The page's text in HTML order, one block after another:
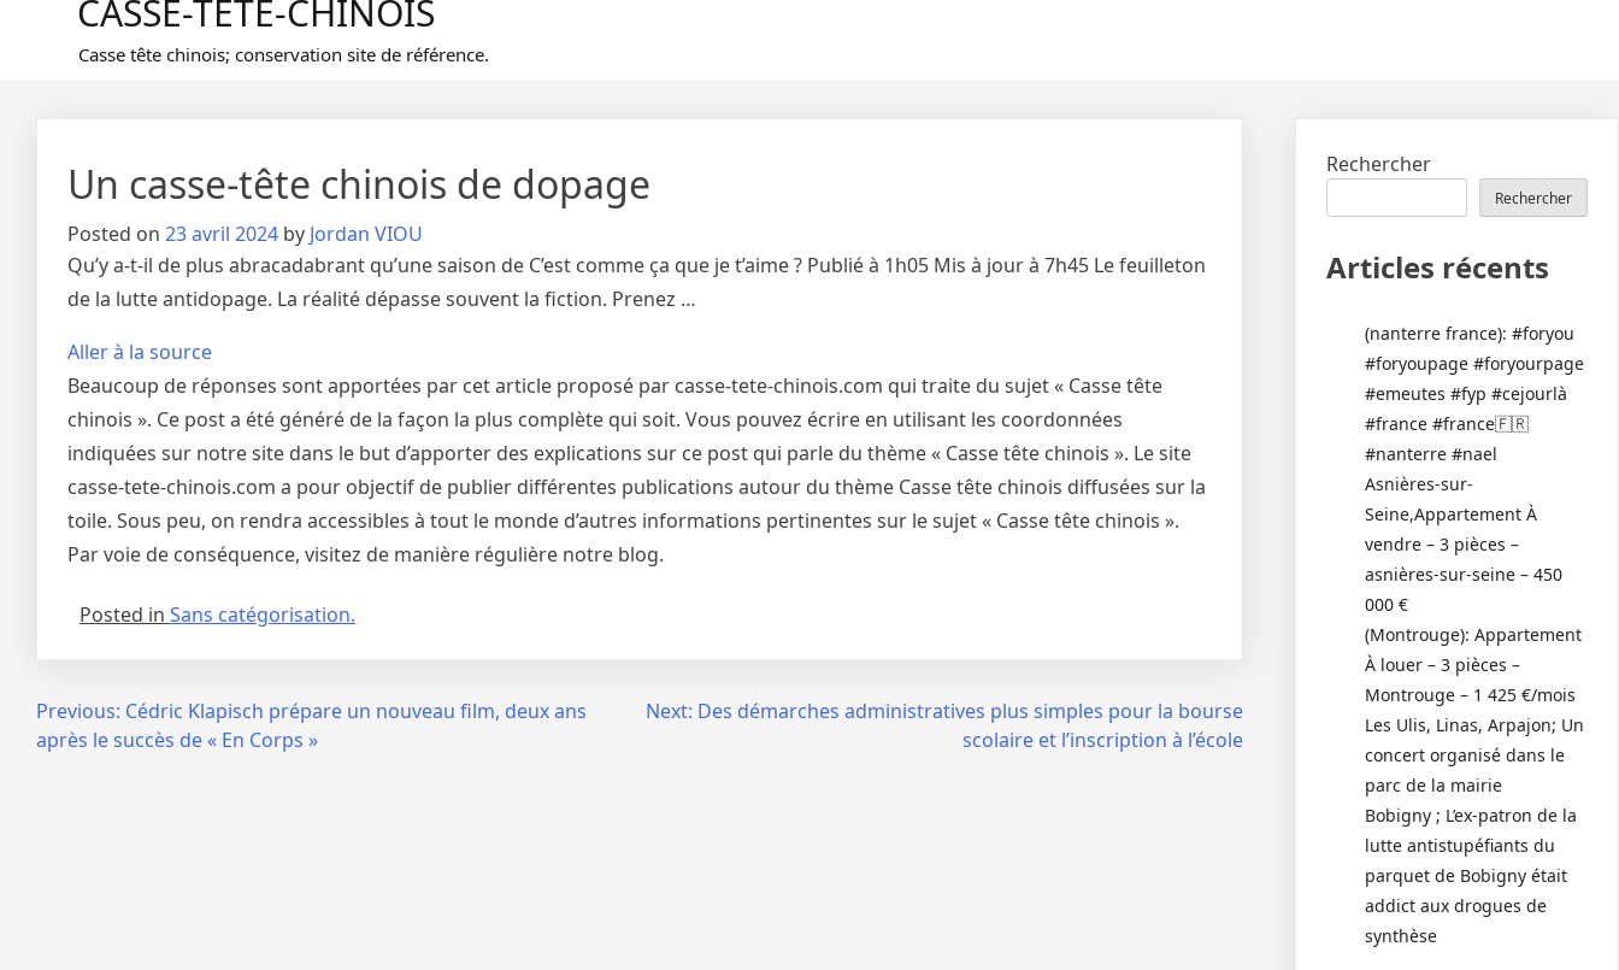
CASSE-TETE-CHINOIS
Casse tête chinois; conservation site de référence.
Un casse-tête chinois de dopage
Posted on 23 avril 2024 by Jordan VIOU
Qu’y a-t-il de plus abracadabrant qu’une saison de C’est comme ça que je t’aime ? Publié à 1h05 Mis à jour à 7h45 Le feuilleton
de la lutte antidopage. La réalité dépasse souvent la fiction. Prenez …
Aller à la source
Beaucoup de réponses sont apportées par cet article proposé par casse-tete-chinois.com qui traite du sujet « Casse tête
chinois ». Ce post a été généré de la façon la plus complète qui soit. Vous pouvez écrire en utilisant les coordonnées
indiquées sur notre site dans le but d’apporter des explications sur ce post qui parle du thème « Casse tête chinois ». Le site
casse-tete-chinois.com a pour objectif de publier différentes publications autour du thème Casse tête chinois diffusées sur la
toile. Sous peu, on rendra accessibles à tout le monde d’autres informations pertinentes sur le sujet « Casse tête chinois ».
Par voie de conséquence, visitez de manière régulière notre blog.
Posted in Sans catégorisation.
Navigation
Previous: Cédric Klapisch prépare un nouveau film, deux ans
après le succès de « En Corps »
Next: Des démarches administratives plus simples pour la bourse
scolaire et l’inscription à l’école
Rechercher
Rechercher
Articles récents
(nanterre france): #foryou
#foryoupage #foryourpage
#emeutes #fyp #cejourlà
#france #france🇫🇷
#nanterre #nael
Asnières-sur-
Seine,Appartement À
vendre – 3 pièces –
asnières-sur-seine – 450
000 €
(Montrouge): Appartement
À louer – 3 pièces –
Montrouge – 1 425 €/mois
Les Ulis, Linas, Arpajon; Un
concert organisé dans le
parc de la mairie
Bobigny ; L’ex-patron de la
lutte antistupéfiants du
parquet de Bobigny était
addict aux drogues de
synthèse